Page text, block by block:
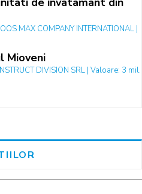
MAX COMPANY INTERNATIONAL |
Mioveni
DIVISION SRL | Valoare: 3 mil.